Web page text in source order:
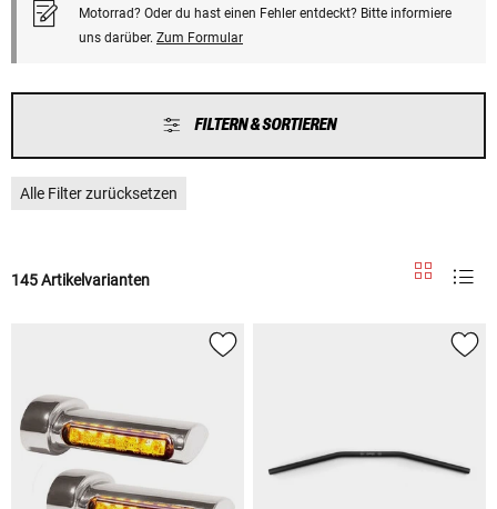
Motorrad? Oder du hast einen Fehler entdeckt? Bitte informiere
uns darüber. Zum Formular
FILTERN & SORTIEREN
Alle Filter zurücksetzen
145 Artikelvarianten